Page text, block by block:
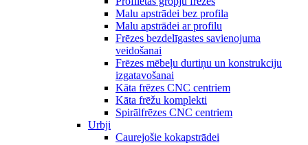
Malu apstrādei bez profila
Malu apstrādei ar profilu
Frēzes bezdelīgastes savienojuma
veidošanai
Frēzes mēbeļu durtiņu un konstrukciju
izgatavošanai
Kāta frēzes CNC centriem
Kāta frēžu komplekti
Spirālfrēzes CNC centriem
Urbji
Caurejošie kokapstrādei